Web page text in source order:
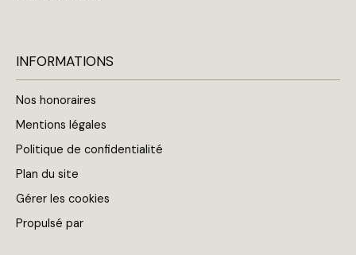
INFORMATIONS
Nos honoraires
Mentions légales
Politique de confidentialité
Plan du site
Gérer les cookies
Propulsé par